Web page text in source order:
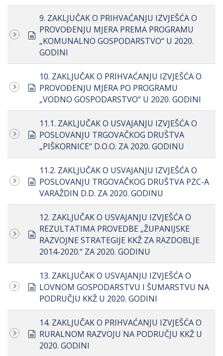
document
9. ZAKLJUČAK O PRIHVAĆANJU IZVJEŠĆA O
PROVOĐENJU MJERA PREMA PROGRAMU
„KOMUNALNO GOSPODARSTVO“ U 2020.
GODINI
document
10. ZAKLJUČAK O PRIHVAĆANJU IZVJEŠĆA O
PROVOĐENJU MJERA PO PROGRAMU
„VODNO GOSPODARSTVO“ U 2020. GODINI
document
11.1. ZAKLJUČAK O USVAJANJU IZVJEŠĆA O
POSLOVANJU TRGOVAČKOG DRUŠTVA
„PIŠKORNICE“ D.O.O. ZA 2020. GODINU
document
11.2. ZAKLJUČAK O USVAJANJU IZVJEŠĆA O
POSLOVANJU TRGOVAČKOG DRUŠTVA PZC-A
VARAŽDIN D.D. ZA 2020. GODINU
document
12. ZAKLJUČAK O USVAJANJU IZVJEŠĆA O
REZULTATIMA PROVEDBE „ŽUPANIJSKE
RAZVOJNE STRATEGIJE KKŽ ZA RAZDOBLJE
2014-2020.“ ZA 2020. GODINU
document
13. ZAKLJUČAK O USVAJANJU IZVJEŠĆA O
LOVNOM GOSPODARSTVU I ŠUMARSTVU NA
PODRUČJU KKŽ U 2020. GODINI
document
14. ZAKLJUČAK O PRIHVAĆANJU IZVJEŠĆA O
RURALNOM RAZVOJU NA PODRUČJU KKŽ U
2020. GODINI